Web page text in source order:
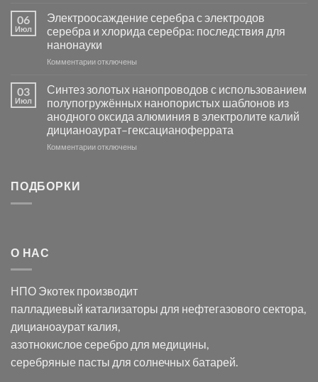
группы
фотокаталитической
активности
Хлорида
Серебра-
в
видимом
свете
с
помощью
модификации
06
Июл
Электроосаждение серебра с электродов
серебра и хлорида серебра: последствия для
нанонауки
Комментариик
серебра
с
электродов
серебра
и
отключены
03
Июл
Синтез золотых нанопроводов с использованием
полупогружённых нанопористых шаблонов из
анодного оксида алюминия в электролите калий
дицианоаурат–гексацианоферрата
Комментариик
оксида
в
электролите
калий
дицианоаурат–
гексацианоферрата
отключены
ПОДБОРКИ
О НАС
НПО Экотек производит
палладиевый катализаторы для нефтегазового сектора,
дицианоаурат калия,
азотнокислое серебро для медицины,
серебряные пасты для солнечных батарей.